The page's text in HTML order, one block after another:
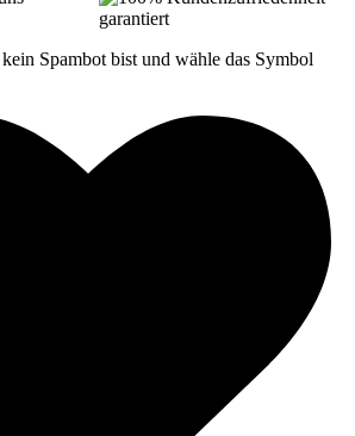
Spambot bist und wähle das Symbol